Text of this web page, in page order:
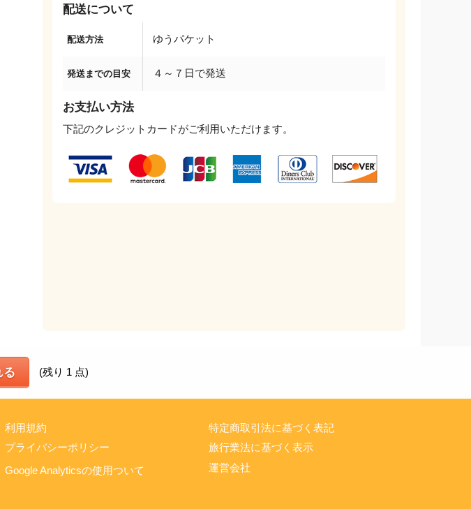
配送について
配送方法 ゆうパケット
発送までの目安 ４～７日で発送
お支払い方法
下記のクレジットカードがご利用いただけます。
る (残り 1 点)
利用規約
プライバシーポリシー
Google Analyticsの使用ついて
特定商取引法に基づく表記
旅行業法に基づく表示
運営会社